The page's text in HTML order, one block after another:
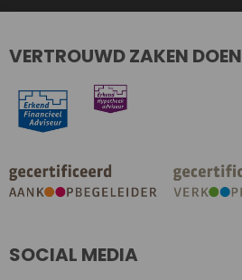
VERTROUWD ZAKEN DOEN
SOCIAL MEDIA